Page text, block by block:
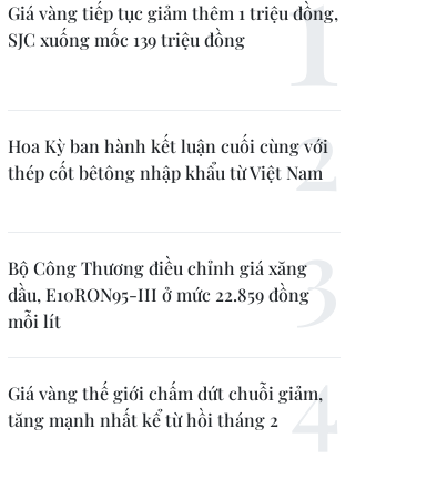
Giá vàng tiếp tục giảm thêm 1 triệu đồng,
SJC xuống mốc 139 triệu đồng
Hoa Kỳ ban hành kết luận cuối cùng với
thép cốt bêtông nhập khẩu từ Việt Nam
Bộ Công Thương điều chỉnh giá xăng
dầu, E10RON95-III ở mức 22.859 đồng
mỗi lít
Giá vàng thế giới chấm dứt chuỗi giảm,
tăng mạnh nhất kể từ hồi tháng 2